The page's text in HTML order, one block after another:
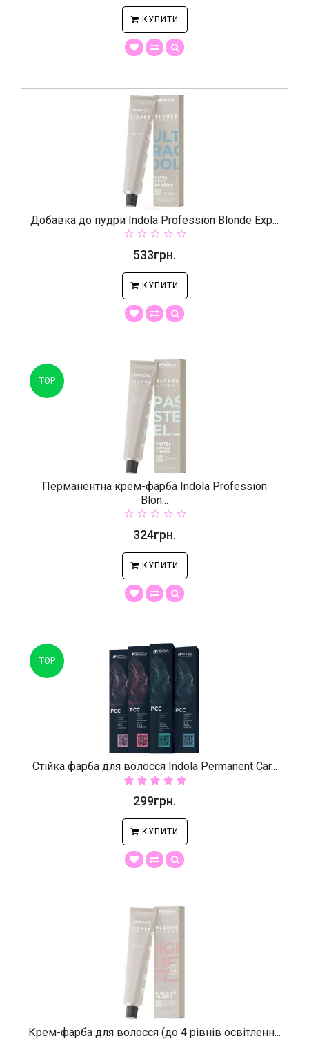
КУПИТИ
Добавка до пудри Indola Profession Blonde Exp...
533грн.
КУПИТИ
TOP
Перманентна крем-фарба Indola Profession
Blon...
324грн.
КУПИТИ
TOP
Стійка фарба для волосся Indola Permanent Car...
299грн.
КУПИТИ
Крем-фарба для волосся (до 4 рівнів освітленн...